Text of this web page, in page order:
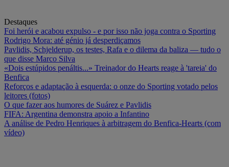
Destaques
Foi herói e acabou expulso - e por isso não joga contra o Sporting
Rodrigo Mora: até génio já desperdiçamos
Pavlidis, Schjelderup, os testes, Rafa e o dilema da baliza — tudo o
que disse Marco Silva
«Dois estúpidos penáltis...» Treinador do Hearts reage à 'tareia' do
Benfica
Reforços e adaptação à esquerda: o onze do Sporting votado pelos
leitores (fotos)
O que fazer aos humores de Suárez e Pavlidis
FIFA: Argentina demonstra apoio a Infantino
A análise de Pedro Henriques à arbitragem do Benfica-Hearts (com
vídeo)